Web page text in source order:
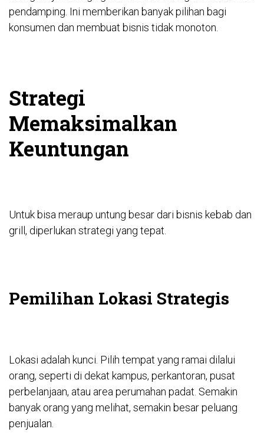
pendamping. Ini memberikan banyak pilihan bagi
konsumen dan membuat bisnis tidak monoton.
Strategi
Memaksimalkan
Keuntungan
Untuk bisa meraup untung besar dari bisnis kebab dan
grill, diperlukan strategi yang tepat.
Pemilihan Lokasi Strategis
Lokasi adalah kunci. Pilih tempat yang ramai dilalui
orang, seperti di dekat kampus, perkantoran, pusat
perbelanjaan, atau area perumahan padat. Semakin
banyak orang yang melihat, semakin besar peluang
penjualan.